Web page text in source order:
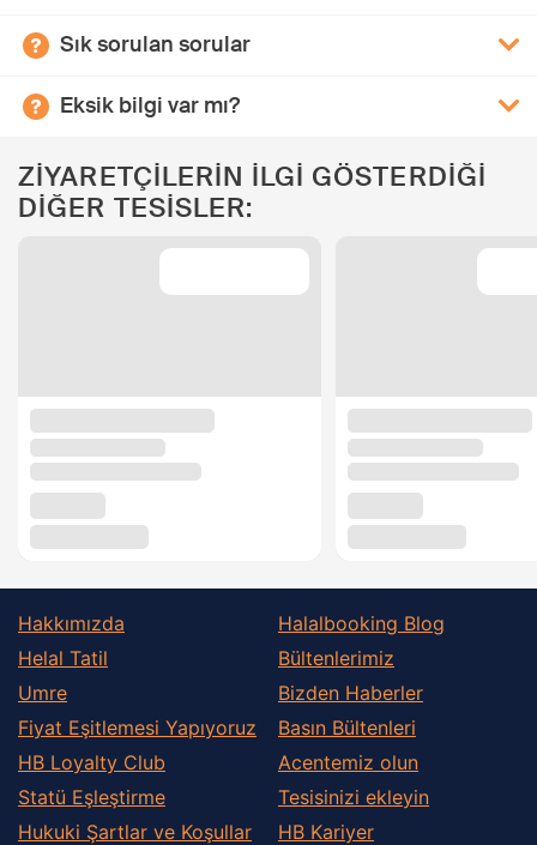
Sık sorulan sorular
Eksik bilgi var mı?
ZİYARETÇİLERİN İLGİ GÖSTERDİĞİ
DİĞER TESİSLER:
Hakkımızda
Helal Tatil
Umre
Fiyat Eşitlemesi Yapıyoruz
HB Loyalty Club
Statü Eşleştirme
Hukuki Şartlar ve Koşullar
Halalbooking Blog
Bültenlerimiz
Bizden Haberler
Basın Bültenleri
Acentemiz olun
Tesisinizi ekleyin
HB Kariyer